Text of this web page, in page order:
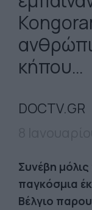
κήπου…
DOCTV.GR
Συνέβη
παγκόσμια
Βέλγιο